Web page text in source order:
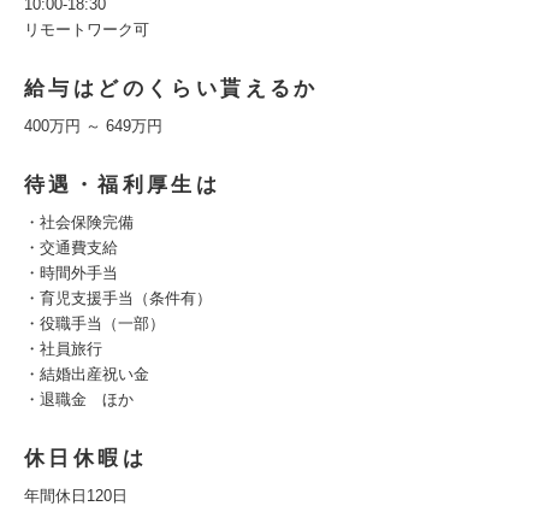
10:00-18:30
リモートワーク可
給与はどのくらい貰えるか
400万円 ～ 649万円
待遇・福利厚生は
・社会保険完備
・交通費支給
・時間外手当
・育児支援手当（条件有）
・役職手当（一部）
・社員旅行
・結婚出産祝い金
・退職金 ほか
休日休暇は
年間休日120日